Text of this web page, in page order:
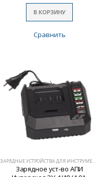
В КОРЗИНУ
Сравнить
ЗАРЯДНЫЕ УСТРОЙСТВА ДЛЯ ИНСТРУМЕНТА
Зарядное уст-во АПИ